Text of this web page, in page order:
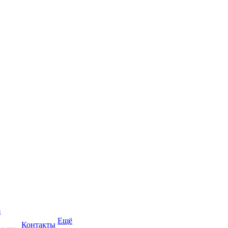
Контакты Ещё